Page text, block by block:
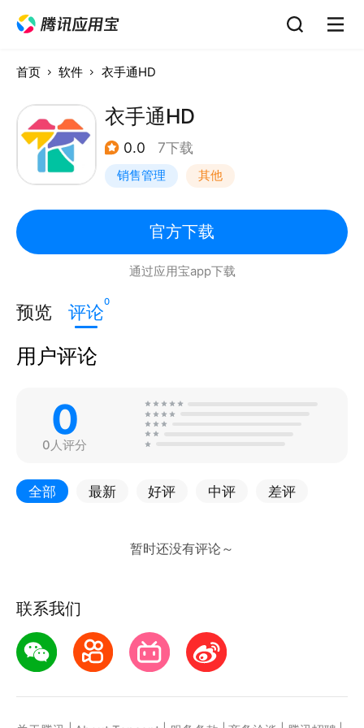
首页 软件 衣手通HD
衣手通HD
0.0 7下载
销售管理 其他
官方下载
通过应用宝app下载
预览 评论0
用户评论
0
0人评分
全部 最新 好评 中评 差评
联系我们